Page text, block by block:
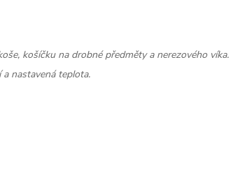
košíčku na drobné předměty a nerezového víka.
nastavená teplota.